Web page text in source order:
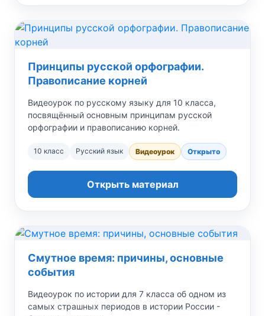
Принципы русской орфографии.
Правописание корней
Видеоурок по русскому языку для 10 класса,
посвящённый основным принципам русской
орфографии и правописанию корней.
10 класс Русский язык Видеоурок Открыто
Открыть материал
Смутное время: причины, основные
события
Видеоурок по истории для 7 класса об одном из
самых страшных периодов в истории России -